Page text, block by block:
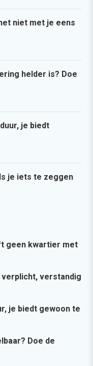
niet met je eens
helder is? Doe
je biedt
je iets te zeggen
geen kwartier met
verstandig
je biedt gewoon te
Doe de